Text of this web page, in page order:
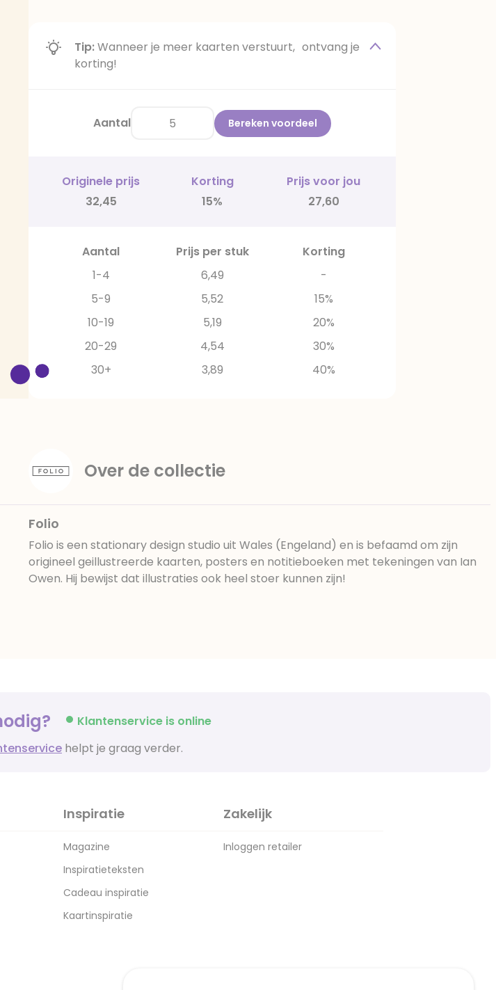
Tip:Wanneer je meer kaarten verstuurt, ontvang je
korting!
Aantal Bereken voordeel
Originele prijs Korting
Prijs voor jou
32,45
15% 27,60
Aantal Prijs per stuk
Korting
1-4
6,49
-
5-9
5,52
15%
10-19
5,19
20%
20-29
4,54
30%
30+
3,89 40%
Over de collectie
Folio
Folio is een stationary design studio uit Wales (Engeland) en is befaamd om zijn
origineel geillustreerde kaarten, posters en notitieboeken met tekeningen van Ian
Owen. Hij bewijst dat illustraties ook heel stoer kunnen zijn!
Klantenservice is online
helpt je graag verder.
Inspiratie
Magazine
Inspiratieteksten
Cadeau inspiratie
Kaartinspiratie
Zakelijk
Inloggen retailer